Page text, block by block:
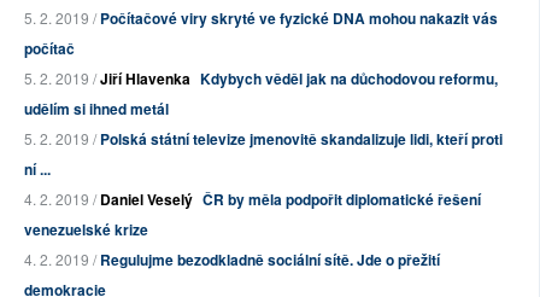
5. 2. 2019 /Počítačové viry skryté ve fyzické DNA mohou nakazit vás
počítač
5. 2. 2019 /Jiří Hlavenka Kdybych věděl jak na důchodovou reformu,
udělím si ihned metál
5. 2. 2019 /Polská státní televize jmenovitě skandalizuje lidi, kteří proti
ní ...
4. 2. 2019 /Daniel Veselý ČR by měla podpořit diplomatické řešení
venezuelské krize
4. 2. 2019 /Regulujme bezodkladně sociální sítě. Jde o přežití
demokracie